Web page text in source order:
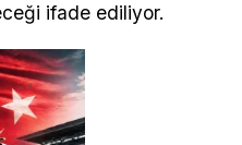
ifade ediliyor.